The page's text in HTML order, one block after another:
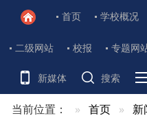
首页 学校概况
二级网站 校报 专题网
新媒体 搜索
当前位置： 首页 新